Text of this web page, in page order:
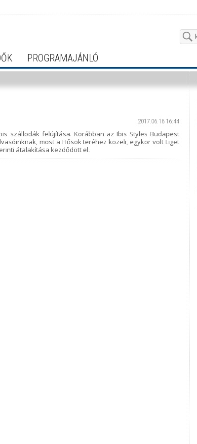
PROGRAMAJÁNLÓ
2017.06.16 16:44
szállodák felújítása. Korábban az Ibis Styles Budapest
most a Hősök teréhez közeli, egykor volt Liget
átalakítása kezdődött el.